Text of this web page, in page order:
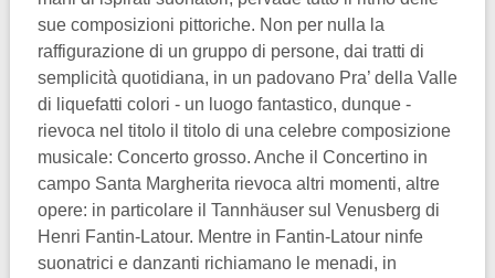
sue composizioni pittoriche. Non per nulla la
raffigurazione di un gruppo di persone, dai tratti di
semplicità quotidiana, in un padovano Pra’ della Valle
di liquefatti colori - un luogo fantastico, dunque -
rievoca nel titolo il titolo di una celebre composizione
musicale: Concerto grosso. Anche il Concertino in
campo Santa Margherita rievoca altri momenti, altre
opere: in particolare il Tannhäuser sul Venusberg di
Henri Fantin-Latour. Mentre in Fantin-Latour ninfe
suonatrici e danzanti richiamano le menadi, in